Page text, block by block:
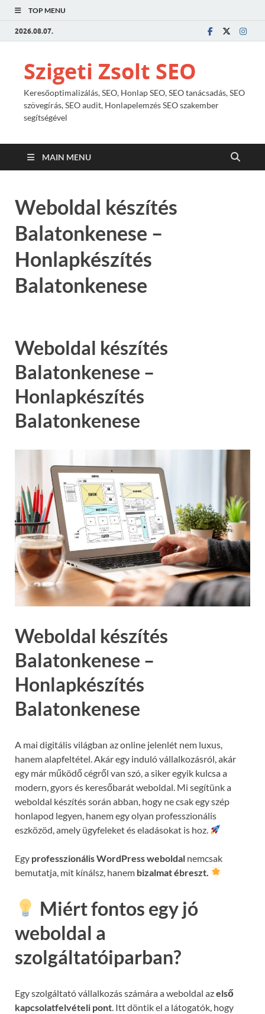
TOP MENU
2026.08.07.
Szigeti Zsolt SEO
Keresőoptimalizálás, SEO, Honlap SEO, SEO tanácsadás, SEO
szövegírás, SEO audit, Honlapelemzés SEO szakember
segítségével
MAIN MENU
Weboldal készítés
Balatonkenese –
Honlapkészítés
Balatonkenese
Weboldal készítés
Balatonkenese –
Honlapkészítés
Balatonkenese
Weboldal készítés
Balatonkenese –
Honlapkészítés
Balatonkenese
A mai digitális világban az online jelenlét nem luxus,
hanem alapfeltétel. Akár egy induló vállalkozásról, akár
egy már működő cégről van szó, a siker egyik kulcsa a
modern, gyors és keresőbarát weboldal. Mi segítünk a
weboldal készítés során abban, hogy ne csak egy szép
honlapod legyen, hanem egy olyan professzionális
eszközöd, amely ügyfeleket és eladásokat is hoz.
Egy professzionális WordPress weboldal nemcsak
bemutatja, mit kínálsz, hanem bizalmat ébreszt.
Miért fontos egy jó
weboldal a
szolgáltatóiparban?
Egy szolgáltató vállalkozás számára a weboldal azelső
kapcsolatfelvételi pont. Itt döntik el a látogatók, hogy